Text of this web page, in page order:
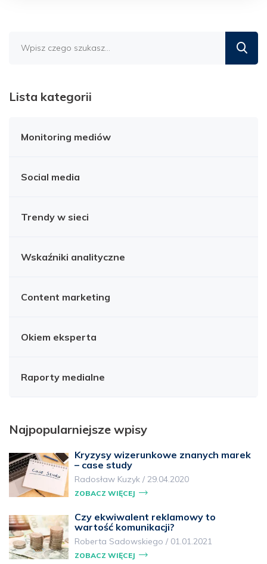
Lista kategorii
Monitoring mediów
Social media
Trendy w sieci
Wskaźniki analityczne
Content marketing
Okiem eksperta
Raporty medialne
Najpopularniejsze wpisy
Kryzysy wizerunkowe znanych marek
– case study
Radosław Kuzyk / 29.04.2020
ZOBACZ WIĘCEJ
Czy ekwiwalent reklamowy to
wartość komunikacji?
Roberta Sadowskiego / 01.01.2021
ZOBACZ WIĘCEJ